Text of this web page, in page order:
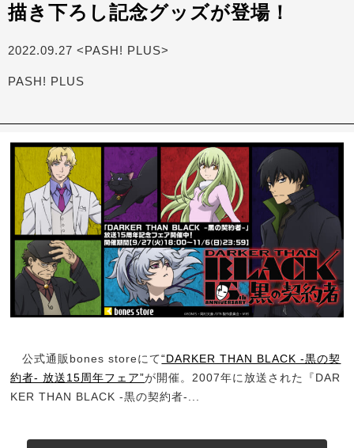
描き下ろし記念グッズが登場！
2022.09.27 <PASH! PLUS>
PASH! PLUS
公式通販bones storeにて“DARKER THAN BLACK -黒の契
約者- 放送15周年フェア”が開催。2007年に放送された『DAR
KER THAN BLACK -黒の契約者-...